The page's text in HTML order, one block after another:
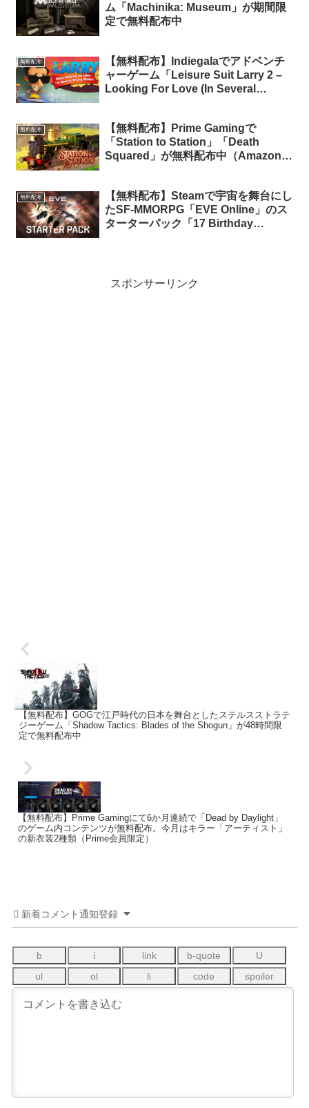
ム「Machinika: Museum」が期間限
定で無料配布中
無料配布
【無料配布】Indiegalaでアドベンチ
ャーゲーム「Leisure Suit Larry 2 –
Looking For Love (In Several
無料配布
【無料配布】Prime Gamingで
「Station to Station」「Death
Squared」が無料配布中（Amazon
無料配布
【無料配布】Steamで宇宙を舞台にし
たSF-MMORPG「EVE Online」のス
ターターパック「17 Birthday
スポンサーリンク
【無料配布】GOGで江戸時代の日本を舞台としたステルスストラテ
ジーゲーム「Shadow Tactics: Blades of the Shogun」が48時間限
定で無料配布中
【無料配布】Prime Gamingにて6か月連続で「Dead by Daylight」
のゲーム内コンテンツが無料配布。今月はキラー「アーティスト」
の新衣装2種類（Prime会員限定）
新着コメント通知登録